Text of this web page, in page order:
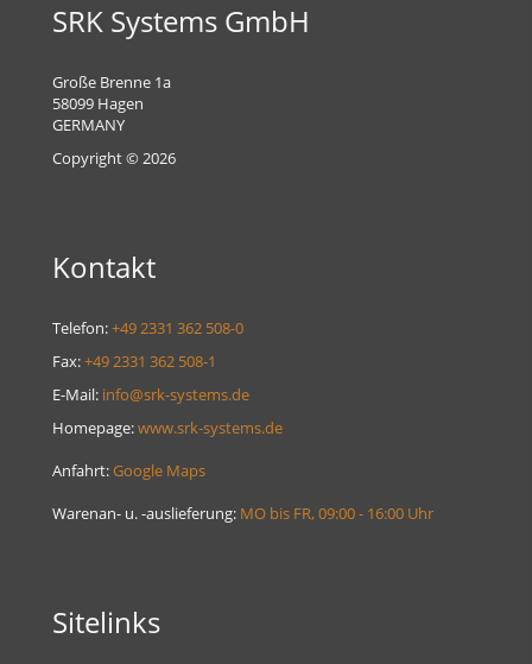
SRK Systems GmbH
Große Brenne 1a
58099 Hagen
GERMANY
Copyright © 2026
Kontakt
Telefon:+49 2331 362 508-0
Fax:+49 2331 362 508-1
E-Mail: info@srk-systems.de
Homepage:www.srk-systems.de
Anfahrt:Google Maps
Warenan- u. -auslieferung: MO bis FR, 09:00 - 16:00 Uhr
Sitelinks